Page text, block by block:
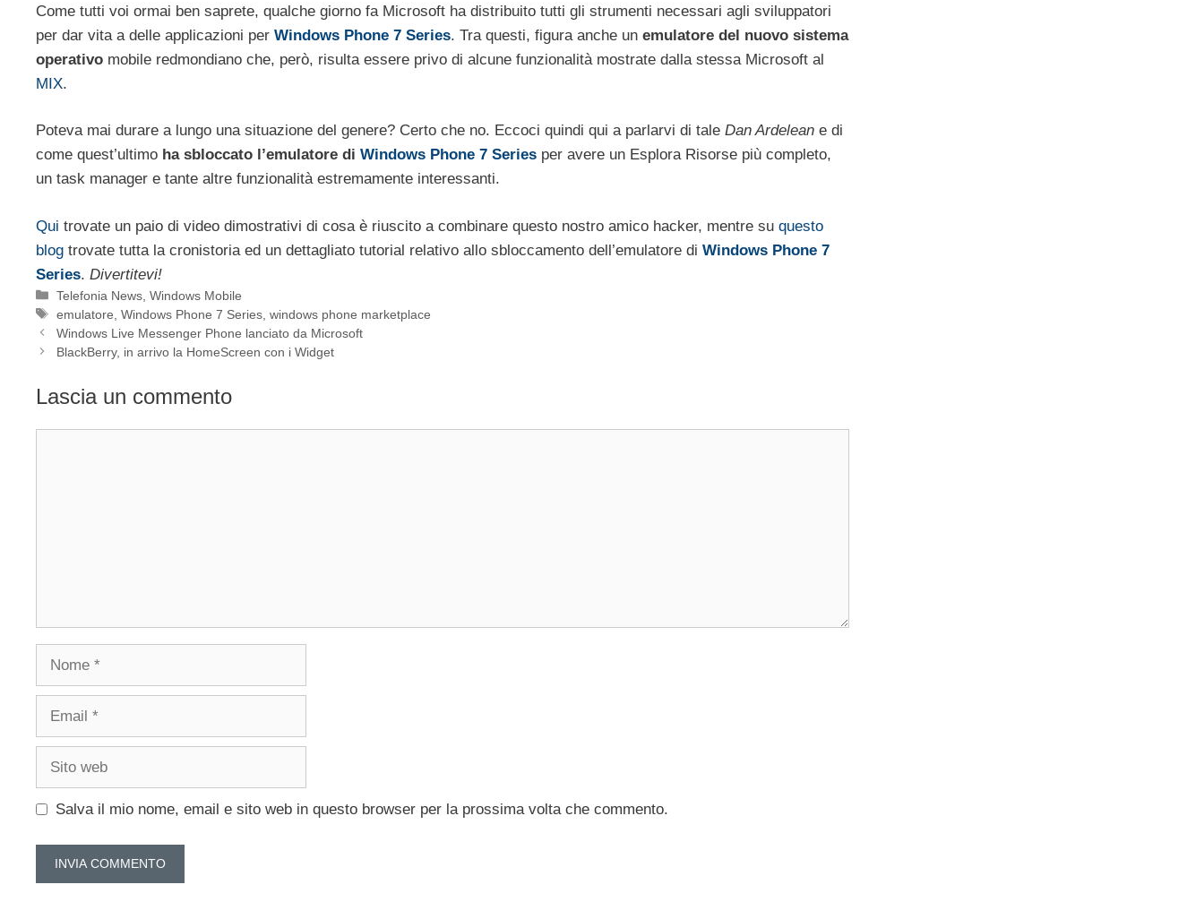
Come tutti voi ormai ben saprete, qualche giorno fa Microsoft ha distribuito tutti gli strumenti necessari agli sviluppatori
per dar vita a delle applicazioni per Windows Phone 7 Series. Tra questi, figura anche un emulatore del nuovo sistema
operativo mobile redmondiano che, però, risulta essere privo di alcune funzionalità mostrate dalla stessa Microsoft al
MIX.
Poteva mai durare a lungo una situazione del genere? Certo che no. Eccoci quindi qui a parlarvi di tale Dan Ardelean e di
come quest’ultimo ha sbloccato l’emulatore di Windows Phone 7 Series per avere un Esplora Risorse più completo,
un task manager e tante altre funzionalità estremamente interessanti.
Qui trovate un paio di video dimostrativi di cosa è riuscito a combinare questo nostro amico hacker, mentre su questo
blog trovate tutta la cronistoria ed un dettagliato tutorial relativo allo sbloccamento dell’emulatore di Windows Phone 7
Series. Divertitevi!
Categorie
Telefonia News ,Windows Mobile
Tag
emulatore ,Windows Phone 7 Series ,windows phone marketplace
Windows Live Messenger Phone lanciato da Microsoft
BlackBerry, in arrivo la HomeScreen con i Widget
Lascia un commento
Nome
Email
Sito
Salva il mio nome, email e sito web in questo browser per la prossima volta che commento.